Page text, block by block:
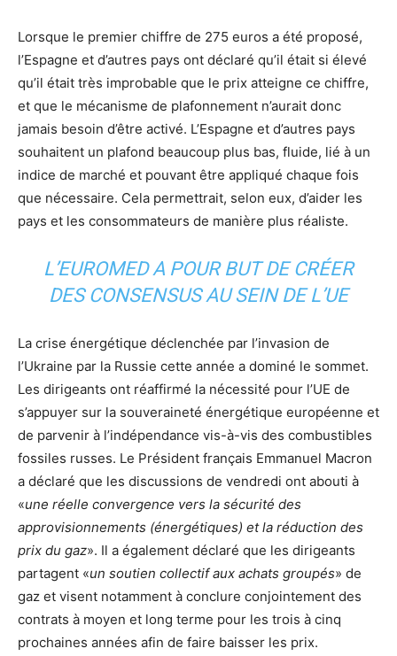
Lorsque le premier chiffre de 275 euros a été proposé,
l’Espagne et d’autres pays ont déclaré qu’il était si élevé
qu’il était très improbable que le prix atteigne ce chiffre,
et que le mécanisme de plafonnement n’aurait donc
jamais besoin d’être activé. L’Espagne et d’autres pays
souhaitent un plafond beaucoup plus bas, fluide, lié à un
indice de marché et pouvant être appliqué chaque fois
que nécessaire. Cela permettrait, selon eux, d’aider les
pays et les consommateurs de manière plus réaliste.
L’EUROMED A POUR BUT DE CRÉER
DES CONSENSUS AU SEIN DE L’UE
La crise énergétique déclenchée par l’invasion de
l’Ukraine par la Russie cette année a dominé le sommet.
Les dirigeants ont réaffirmé la nécessité pour l’UE de
s’appuyer sur la souveraineté énergétique européenne et
de parvenir à l’indépendance vis-à-vis des combustibles
fossiles russes. Le Président français Emmanuel Macron
a déclaré que les discussions de vendredi ont abouti à
«une réelle convergence vers la sécurité des
approvisionnements (énergétiques) et la réduction des
prix du gaz». Il a également déclaré que les dirigeants
partagent «un soutien collectif aux achats groupés» de
gaz et visent notamment à conclure conjointement des
contrats à moyen et long terme pour les trois à cinq
prochaines années afin de faire baisser les prix.